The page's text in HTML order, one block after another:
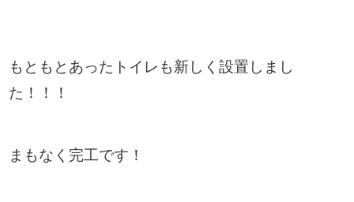
もともとあったトイレも新しく設置しまし
た！！！
まもなく完工です！